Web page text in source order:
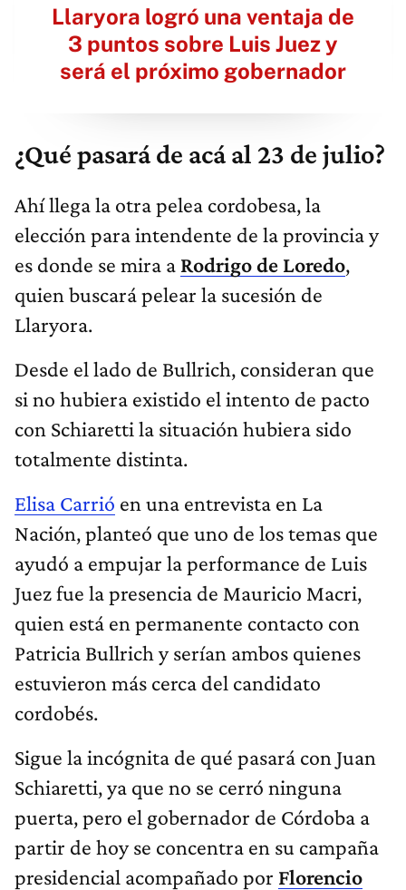
Llaryora logró una ventaja de
3 puntos sobre Luis Juez y
será el próximo gobernador
¿Qué pasará de acá al 23 de julio?
Ahí llega la otra pelea cordobesa, la
elección para intendente de la provincia y
es donde se mira a Rodrigo de Loredo,
quien buscará pelear la sucesión de
Llaryora.
Desde el lado de Bullrich, consideran que
si no hubiera existido el intento de pacto
con Schiaretti la situación hubiera sido
totalmente distinta.
Elisa Carrió en una entrevista en La
Nación, planteó que uno de los temas que
ayudó a empujar la performance de Luis
Juez fue la presencia de Mauricio Macri,
quien está en permanente contacto con
Patricia Bullrich y serían ambos quienes
estuvieron más cerca del candidato
cordobés.
Sigue la incógnita de qué pasará con Juan
Schiaretti, ya que no se cerró ninguna
puerta, pero el gobernador de Córdoba a
partir de hoy se concentra en su campaña
presidencial acompañado por Florencio